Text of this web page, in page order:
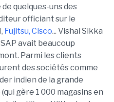
quelques-uns des
officiant sur le
Fujitsu, Cisco... Vishal Sikka
avait beaucoup
Parmi les clients
des sociétés comme
indien de la grande
gère 1 000 magasins en